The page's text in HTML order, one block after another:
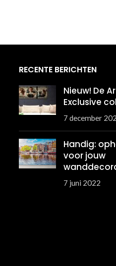
RECENTE BERICHTEN
Nieuw! De
Exclusive
7 december
Handig:
voor jouw
7 juni 2022